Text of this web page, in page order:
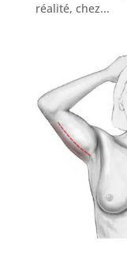
Devis
réalité, chez...